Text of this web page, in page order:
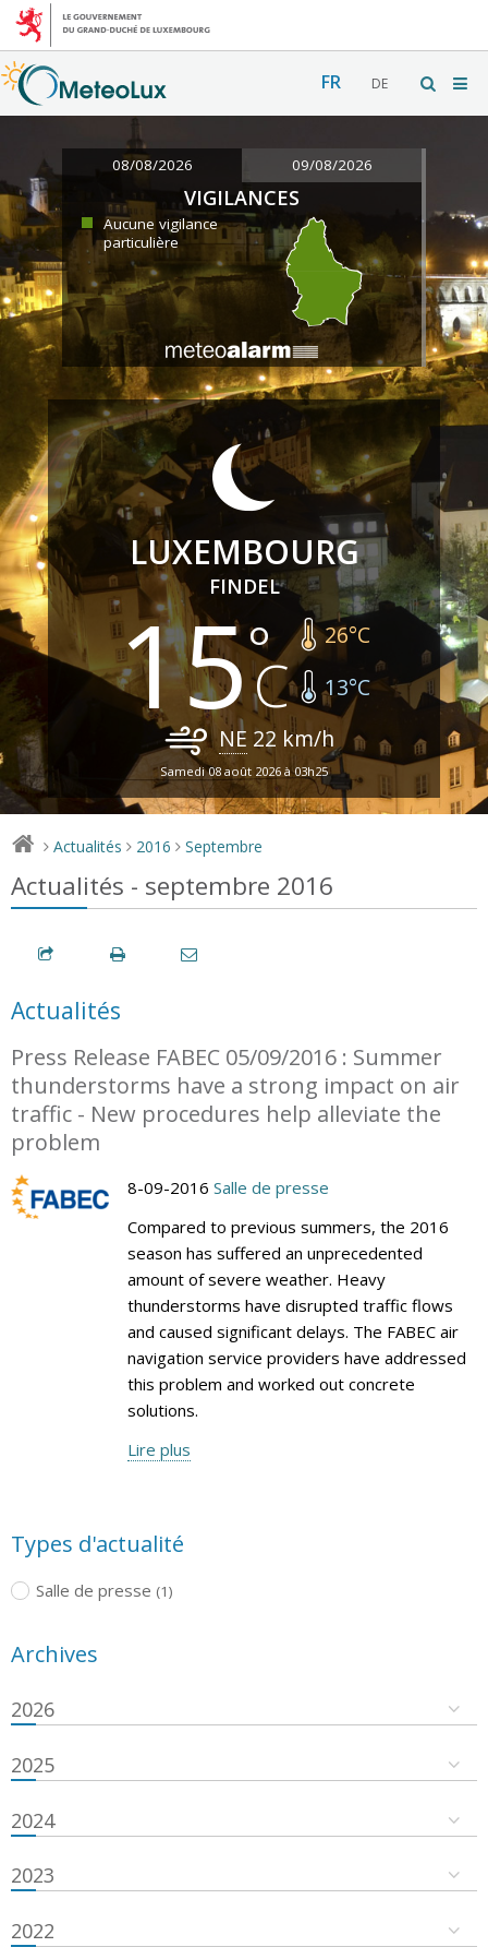
FR DE
08/08/2026 09/08/2026
VIGILANCES
Aucune vigilance
particulière
LUXEMBOURG
FINDEL
15 26°C
13°C
NE 22 km/h
Samedi 08 août 2026 à 03h25
> Actualités > 2016 > Septembre
Actualités - septembre 2016
Actualités
Press Release FABEC 05/09/2016 : Summer
thunderstorms have a strong impact on air
traffic - New procedures help alleviate the
problem
8-09-2016 Salle de presse
Compared to previous summers, the 2016
season has suffered an unprecedented
amount of severe weather. Heavy
thunderstorms have disrupted traffic flows
and caused significant delays. The FABEC air
navigation service providers have addressed
this problem and worked out concrete
solutions.
Lire plus
Types d'actualité
Salle de presse (1)
Archives
2026
2025
2024
2023
2022